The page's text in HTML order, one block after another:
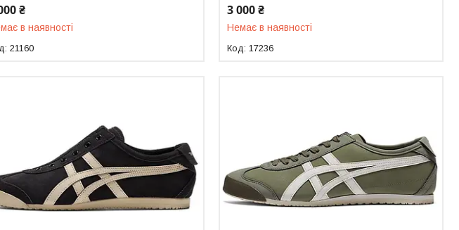
₴
в наявності
21160
3 000 ₴
Немає в наявності
17236